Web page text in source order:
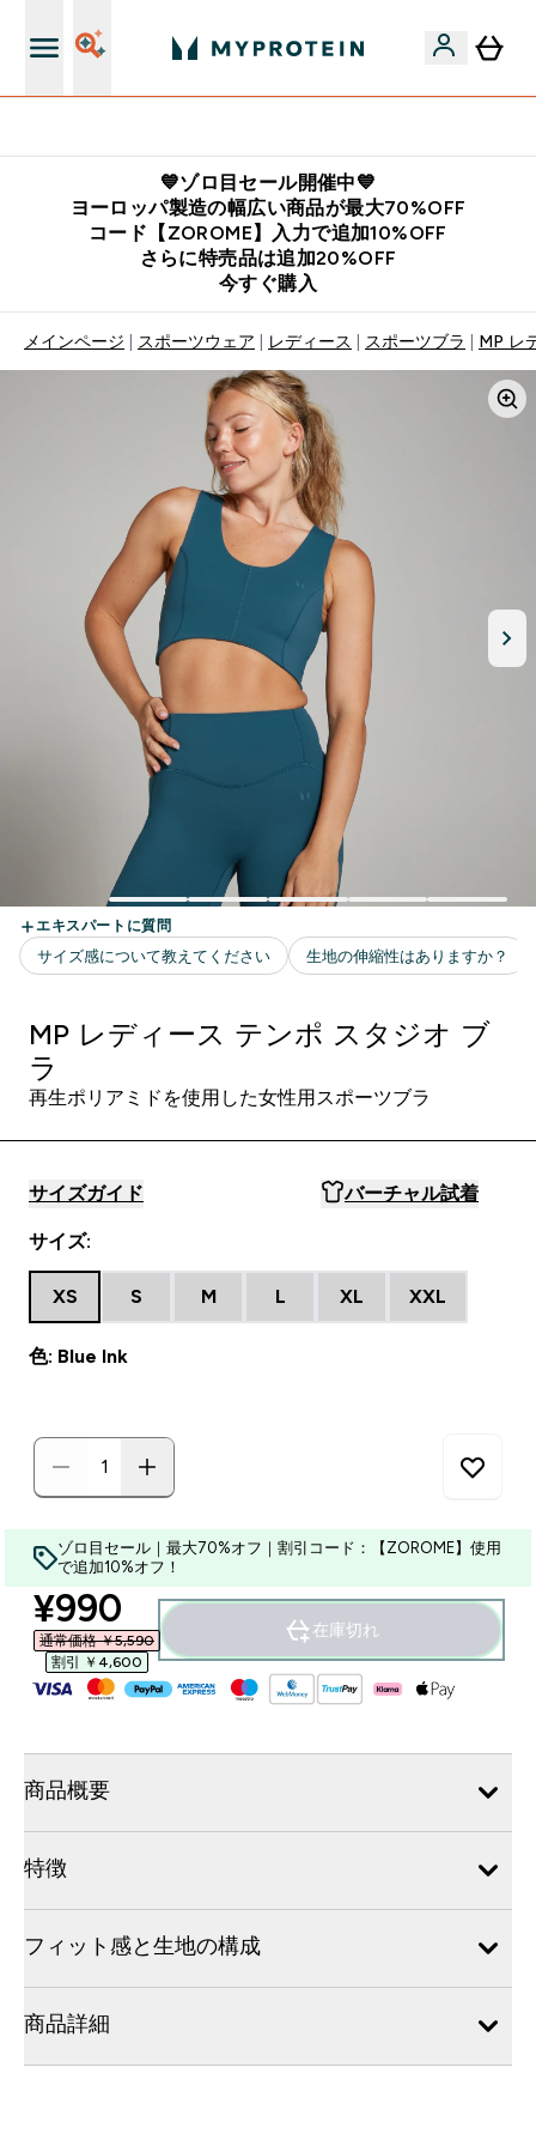
💙ゾロ目セール開催中💙
ヨーロッパ製造の幅広い商品が最大70%OFF
コード【ZOROME】入力で追加10%OFF
さらに特売品は追加20%OFF
今すぐ購入
メインページ スポーツウェア レディース スポーツブラ MP レ
MP レディース テンポ スタジオ ブ
ラ
再生ポリアミドを使用した女性用スポーツブラ
サイズガイド バーチャル試着
サイズ:
XS S M L XL XXL
色: Blue Ink
ゾロ目セール｜最大70%オフ｜割引コード：【ZOROME】使用
で追加10%オフ！
discounted price
¥990‎
通常価格 ￥5,590‎
割引 ￥4,600‎
在庫切れ
商品概要
特徴
フィット感と生地の構成
商品詳細